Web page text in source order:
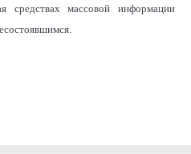
средствах массовой информации